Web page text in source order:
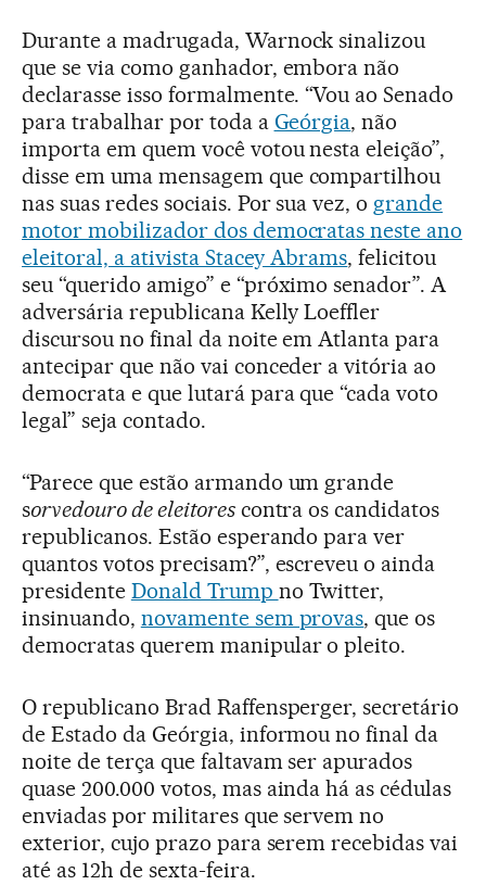
Durante a madrugada, Warnock sinalizou
que se via como ganhador, embora não
declarasse isso formalmente. “Vou ao Senado
para trabalhar por toda a Geórgia, não
importa em quem você votou nesta eleição”,
disse em uma mensagem que compartilhou
nas suas redes sociais. Por sua vez, o grande
motor mobilizador dos democratas neste ano
eleitoral, a ativista Stacey Abrams, felicitou
seu “querido amigo” e “próximo senador”. A
adversária republicana Kelly Loeffler
discursou no final da noite em Atlanta para
antecipar que não vai conceder a vitória ao
democrata e que lutará para que “cada voto
legal” seja contado.
“Parece que estão armando um grande
sorvedouro de eleitorescontra os candidatos
republicanos. Estão esperando para ver
quantos votos precisam?”, escreveu o ainda
presidente Donald Trump no Twitter,
insinuando, novamente sem provas, que os
democratas querem manipular o pleito.
O republicano Brad Raffensperger, secretário
de Estado da Geórgia, informou no final da
noite de terça que faltavam ser apurados
quase 200.000 votos, mas ainda há as cédulas
enviadas por militares que servem no
exterior, cujo prazo para serem recebidas vai
até as 12h de sexta-feira.